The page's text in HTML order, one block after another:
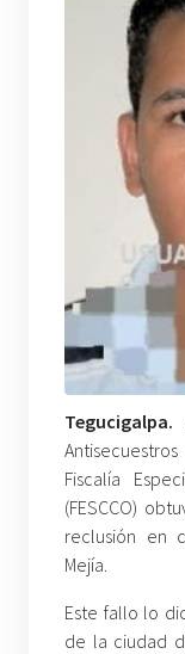
Fiscalía
(FESCCO)
reclusión en
Mejía.
Este fallo lo
de la ciudad